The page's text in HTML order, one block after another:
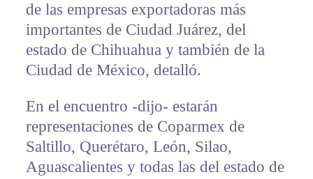
de las empresas exportadoras más
importantes de Ciudad Juárez, del
estado de Chihuahua y también de la
Ciudad de México, detalló.
En el encuentro -dijo- estarán
representaciones de Coparmex de
Saltillo, Querétaro, León, Silao,
Aguascalientes y todas las del estado de